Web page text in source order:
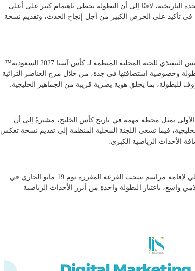
التاريخية، لافتًا إلى أن البطولة تحظى باهتمام كبير على أعلى
في تأكيد على الحرص الكبير من أجل إنجاح الحدث، وتقديم نسخة
ومن جانبها، أكدت السيدة مي الهلابي الرئيس التنفيذي للجنة المحلية المنظمة لـ كأس آسيا 2027 السعودية™️
وخصوصية استضافتها في جدة، من خلال مزج العناصر التراثية
للبطولة، بما يخلق هوية بصرية قريبة من الجماهير الخليجية.
تمثل محطة مهمة في تاريخ كأس الخليج، مشيرةً إلى أن
فيما تسعى اللجنة المحلية المنظمة إلى تقديم نسخة تعكس
الأحداث الرياضية الكبرى.
ويأتي إطلاق الهوية بالتزامن مع العدِّ التنازلي لإقامة مراسم سحب القرعة المقررة يوم 19 مايو الجاري في
واسع، باعتبار البطولة واحدة من أبرز الأحداث الرياضية